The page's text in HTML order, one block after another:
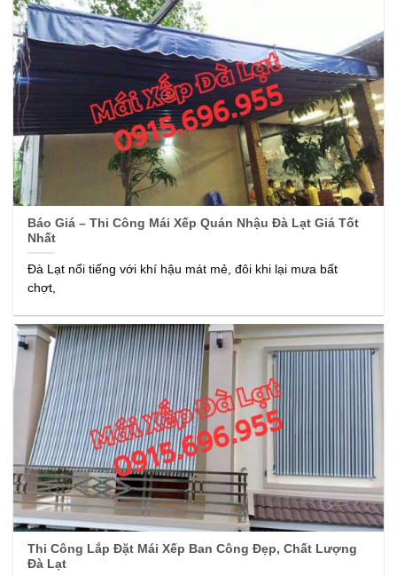
Báo Giá – Thi Công Mái Xếp Quán Nhậu Đà Lạt Giá Tốt
Nhất
Đà Lạt nổi tiếng với khí hậu mát mẻ, đôi khi lại mưa bất
chợt,
Thi Công Lắp Đặt Mái Xếp Ban Công Đẹp, Chất Lượng
Đà Lạt